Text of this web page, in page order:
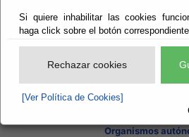
Si quiere inhabilitar las cookies
haga click sobre el botón
Rechazar cookies
[Ver Política de Cookies]
Junta de
Manual del
Consorcios
Bomberos
Almanzora Levante
Gestión de Residuos
Organismos